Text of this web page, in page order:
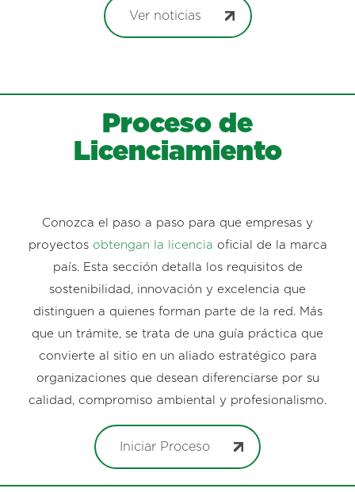
Ver noticias
Proceso de
Licenciamiento
Conozca el paso a paso para que empresas y
proyectos obtengan la licencia oficial de la marca
país. Esta sección detalla los requisitos de
sostenibilidad, innovación y excelencia que
distinguen a quienes forman parte de la red. Más
que un trámite, se trata de una guía práctica que
convierte al sitio en un aliado estratégico para
organizaciones que desean diferenciarse por su
calidad, compromiso ambiental y profesionalismo.
Iniciar Proceso